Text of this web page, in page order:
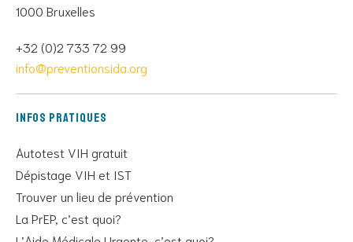
1000 Bruxelles
+32 (0)2 733 72 99
info@preventionsida.org
Infos pratiques
Autotest VIH gratuit
Dépistage VIH et IST
Trouver un lieu de prévention
La PrEP, c’est quoi?